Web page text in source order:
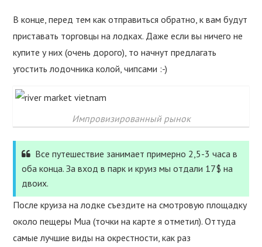
В конце, перед тем как отправиться обратно, к вам будут
приставать торговцы на лодках. Даже если вы ничего не
купите у них (очень дорого), то начнут предлагать
угостить лодочника колой, чипсами :-)
Импровизированный рынок
Все путешествие занимает примерно 2,5-3 часа в
оба конца. За вход в парк и круиз мы отдали 17$ на
двоих.
После круиза на лодке съездите на смотровую площадку
около пещеры Mua (точки на карте я отметил). Оттуда
самые лучшие виды на окрестности, как раз